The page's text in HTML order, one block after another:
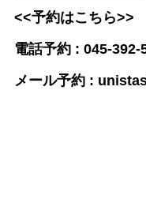
<<予約はこちら>>
電話予約 : 045-392-
メール予約 :